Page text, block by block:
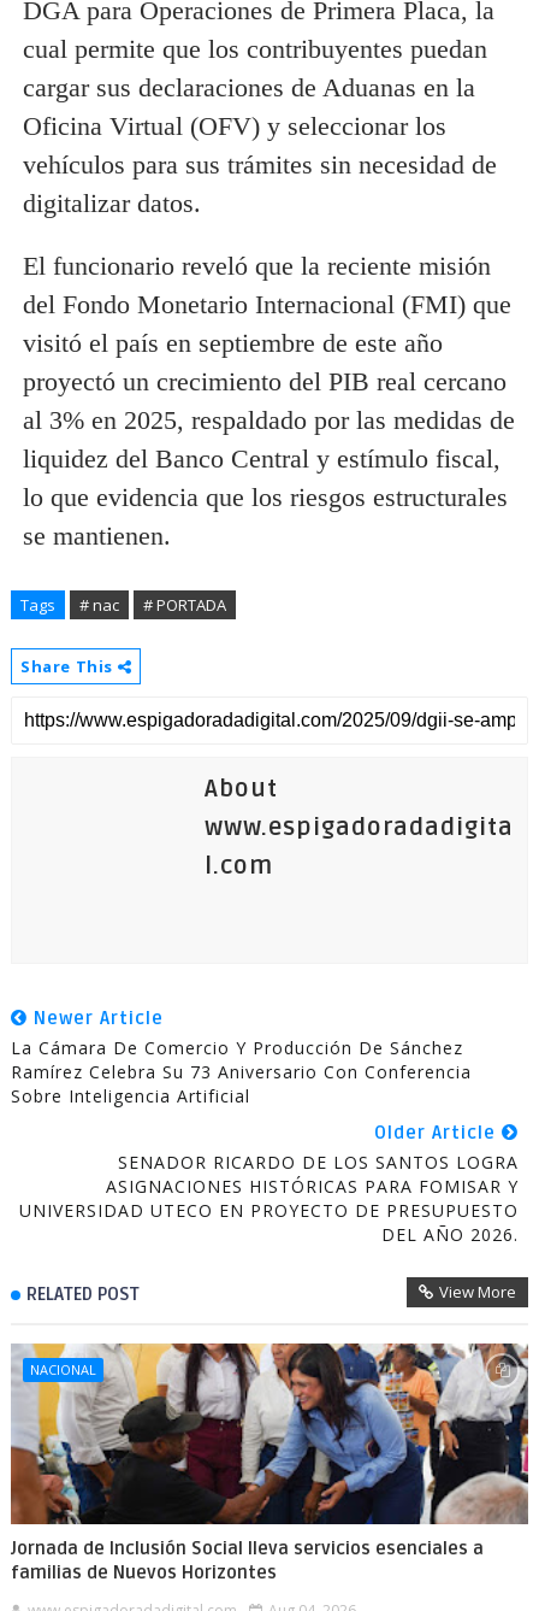
DGA para Operaciones de Primera Placa, la
cual permite que los contribuyentes puedan
cargar sus declaraciones de Aduanas en la
Oficina Virtual (OFV) y seleccionar los
vehículos para sus trámites sin necesidad de
digitalizar datos.
El funcionario reveló que la reciente misión
del Fondo Monetario Internacional (FMI) que
visitó el país en septiembre de este año
proyectó un crecimiento del PIB real cercano
al 3% en 2025, respaldado por las medidas de
liquidez del Banco Central y estímulo fiscal,
lo que evidencia que los riesgos estructurales
se mantienen.
Tags # nac # PORTADA
Share This
About
www.espigadoradadigita
l.com
Newer Article
La Cámara De Comercio Y Producción De Sánchez
Ramírez Celebra Su 73 Aniversario Con Conferencia
Sobre Inteligencia Artificial
Older Article
SENADOR RICARDO DE LOS SANTOS LOGRA
ASIGNACIONES HISTÓRICAS PARA FOMISAR Y
UNIVERSIDAD UTECO EN PROYECTO DE PRESUPUESTO
DEL AÑO 2026.
RELATED POST View More
NACIONAL
Jornada de Inclusión Social lleva servicios esenciales a
familias de Nuevos Horizontes